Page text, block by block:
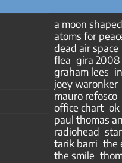
a moon
atoms for
dead air space
flea gira 2008
graham lees
joey waronker
mauro refosco
office chart ok
paul thomas
radiohead
tarik barri the
the smile